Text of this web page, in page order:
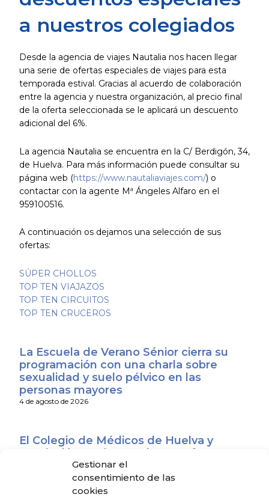
Gestionar el
consentimiento de las
cookies
a nuestros colegiados
Desde la agencia de viajes Nautalia nos hacen llegar
una serie de ofertas especiales de viajes para esta
temporada estival. Gracias al acuerdo de colaboración
entre la agencia y nuestra organización, al precio final
de la oferta seleccionada se le aplicará un descuento
adicional del 6%.
La agencia Nautalia se encuentra en la C/ Berdigón, 34,
de Huelva. Para más información puede consultar su
página web (https://www.nautaliaviajes.com/) o
contactar con la agente Mª Ángeles Alfaro en el
959100516.
A continuación os dejamos una selección de sus
ofertas:
SÚPER CHOLLOS
TOP TEN VIAJAZOS
TOP TEN CIRCUITOS
TOP TEN CRUCEROS
La Escuela de Verano Sénior cierra su
programación con una charla sobre
sexualidad y suelo pélvico en las
personas mayores
4 de agosto de 2026
El Colegio de Médicos de Huelva y
Fundación Madre Coraje unen fuerzas
para promover una sociedad más
saludable y sostenible
4 de agosto de 2026